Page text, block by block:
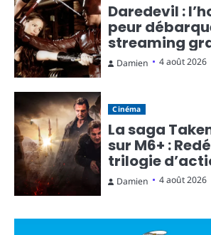
Daredevil :
peur
streaming
Rakuten TV
Damien 4 août 2026
Cinéma
La saga
sur M6+ :
trilogie
streaming
Damien 4 août 2026